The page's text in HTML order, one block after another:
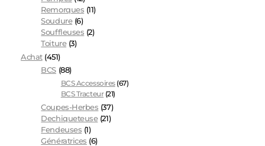
Remorques (11)
Soudure (6)
Souffleuses (2)
Toiture (3)
Achat (451)
BCS (88)
BCS Accessoires (67)
BCS Tracteur (21)
Coupes-Herbes (37)
Dechiqueteuse (21)
Fendeuses (1)
Génératrices (6)